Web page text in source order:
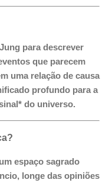
para descrever
que parecem
uma relação de causa
profundo para a
do universo.
espaço sagrado
longe das opiniões